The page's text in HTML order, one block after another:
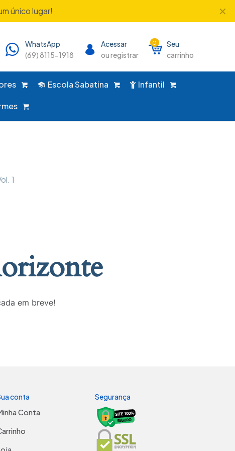
único lugar! ✕
WhatsApp
(69) 8115-1918
Acessar
ou registrar
0
Seu
carrinho
Escola Sabatina Infantil
1
em breve!
conta
Conta
Segurança